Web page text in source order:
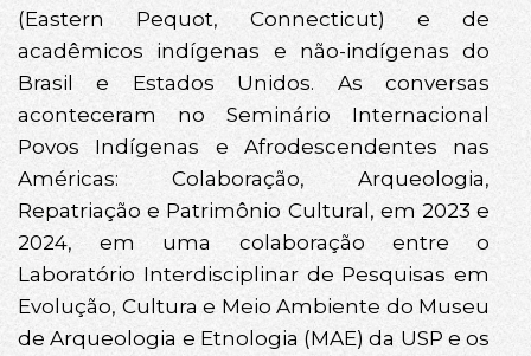
(Eastern Pequot, Connecticut) e de
acadêmicos indígenas e não-indígenas do
Brasil e Estados Unidos. As conversas
aconteceram no Seminário Internacional
Povos Indígenas e Afrodescendentes nas
Américas: Colaboração, Arqueologia,
Repatriação e Patrimônio Cultural, em 2023 e
2024, em uma colaboração entre o
Laboratório Interdisciplinar de Pesquisas em
Evolução, Cultura e Meio Ambiente do Museu
de Arqueologia e Etnologia (MAE) da USP e os